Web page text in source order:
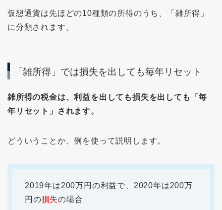
仮想通貨は先ほどの10種類の所得のうち、「雑所得」
に分類されます。
「雑所得」では損失を出しても毎年リセット
雑所得の税金は、利益を出しても損失を出しても「毎
年リセット」されます。
どういうことか、例を使って説明します。
2019年は200万円の利益で、2020年は200万
円の損失の場合